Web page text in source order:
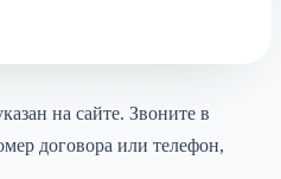
на сайте. Звоните в
договора или телефон,